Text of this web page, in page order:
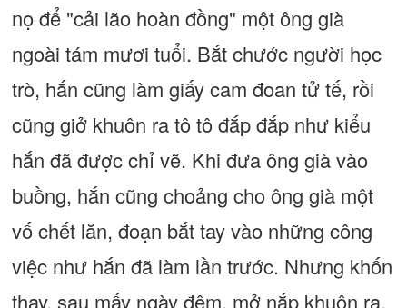
nọ để "cải lão hoàn đồng" một ông già
ngoài tám mươi tuổi. Bắt chước người học
trò, hắn cũng làm giấy cam đoan tử tế, rồi
cũng giở khuôn ra tô tô đắp đắp như kiểu
hắn đã được chỉ vẽ. Khi đưa ông già vào
buồng, hắn cũng choảng cho ông già một
vố chết lăn, đoạn bắt tay vào những công
việc như hắn đã làm lần trước. Nhưng khốn
thay, sau mấy ngày đêm, mở nắp khuôn ra,